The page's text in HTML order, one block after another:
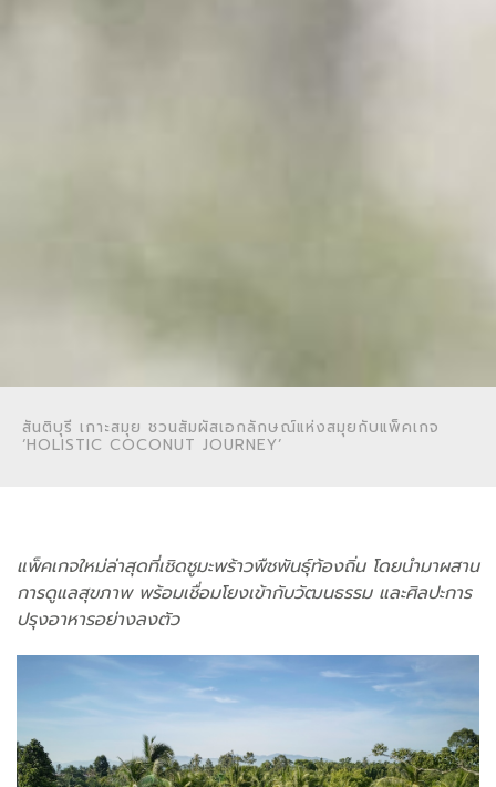
สันติบุรี เกาะสมุย ชวนสัมผัสเอกลักษณ์แห่งสมุยกับแพ็คเกจ
‘HOLISTIC COCONUT JOURNEY’
แพ็คเกจใหม่ล่าสุดที่เชิดชูมะพร้าวพืชพันธุ์ท้องถิ่น โดยนำมาผสาน
การดูแลสุขภาพ พร้อมเชื่อมโยงเข้ากับวัฒนธรรม และศิลปะการ
ปรุงอาหารอย่างลงตัว